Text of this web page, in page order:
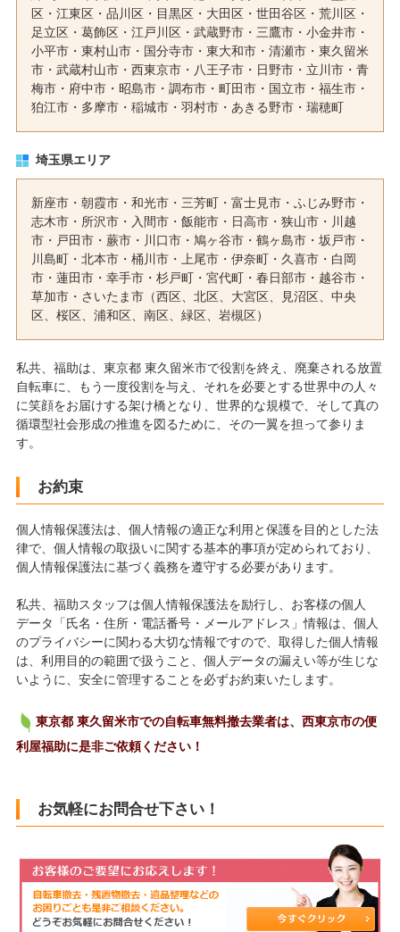
区・ 江東区・ 品川区・ 目黒区・ 大田区・ 世田谷区・ 荒川区・
足立区・ 葛飾区・ 江戸川区・ 武蔵野市・ 三鷹市・ 小金井市・
小平市・ 東村山市・ 国分寺市・ 東大和市・ 清瀬市・ 東久留米
市・ 武蔵村山市・ 西東京市・ 八王子市・ 日野市・ 立川市・ 青
梅市・ 府中市・ 昭島市・ 調布市・ 町田市・ 国立市・ 福生市・
狛江市・ 多摩市・ 稲城市・ 羽村市・ あきる野市・ 瑞穂町
埼玉県エリア
新座市・ 朝霞市・ 和光市・ 三芳町・ 富士見市・ ふじみ野市・
志木市・ 所沢市・ 入間市・ 飯能市・ 日高市・ 狭山市・ 川越
市・ 戸田市・ 蕨市・ 川口市・ 鳩ヶ谷市・ 鶴ヶ島市・ 坂戸市・
川島町・ 北本市・ 桶川市・ 上尾市・ 伊奈町・ 久喜市・ 白岡
市・ 蓮田市・ 幸手市・ 杉戸町・ 宮代町・ 春日部市・ 越谷市・
草加市・ さいたま市（西区、北区、大宮区、見沼区、中央
区、桜区、浦和区、南区、緑区、岩槻区）
私共、福助は、東京都 東久留米市で役割を終え、廃棄される放置
自転車に、もう一度役割を与え、それを必要とする世界中の人々
に笑顔をお届けする架け橋となり、世界的な規模で、そして真の
循環型社会形成の推進を図るために、その一翼を担って参りま
す。
お約束
個人情報保護法は、個人情報の適正な利用と保護を目的とした法
律で、個人情報の取扱いに関する基本的事項が定められており、
個人情報保護法に基づく義務を遵守する必要があります。
私共、福助スタッフは個人情報保護法を励行し、お客様の個人
データ「氏名・住所・電話番号・メールアドレス」情報は、個人
のプライバシーに関わる大切な情報ですので、取得した個人情報
は、利用目的の範囲で扱うこと、個人データの漏えい等が生じな
いように、安全に管理することを必ずお約束いたします。
東京都 東久留米市での自転車無料撤去業者は、西東京市の便
利屋福助に是非ご依頼ください！
お気軽にお問合せ下さい！